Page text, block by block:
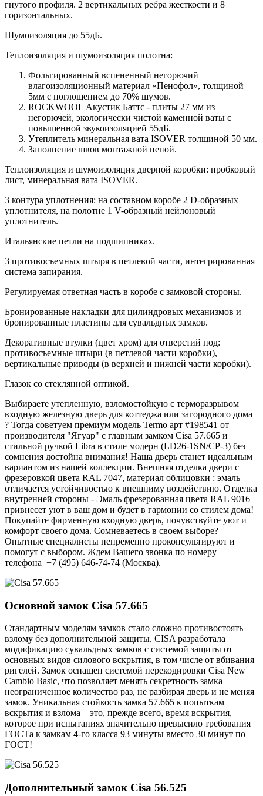
гнутого профиля. 2 вертикальных ребра жесткости и 8
горизонтальных.
Шумоизоляция до 55дБ.
Теплоизоляция и шумоизоляция полотна:
Фольгированный вспененный негорючий
влагоизоляционный материал «Пенофол», толщиной
5мм с поглощением до 70% шумов.
ROCKWOOL Акустик Баттс - плиты 27 мм из
негорючей, экологически чистой каменной ваты с
повышенной звукоизоляцией 55дБ.
Утеплитель минеральная вата ISOVER толщиной 50 мм.
Заполнение швов монтажной пеной.
Теплоизоляция и шумоизоляция дверной коробки: пробковый
лист, минеральная вата ISOVER.
3 контура уплотнения: на составном коробе 2 D-образных
уплотнителя, на полотне 1 V-образный нейлоновый
уплотнитель.
Итальянские петли на подшипниках.
3 противосъемных штыря в петлевой части, интегрированная
система запирания.
Регулируемая ответная часть в коробе с замковой стороны.
Бронированные накладки для цилиндровых механизмов и
бронированные пластины для сувальдных замков.
Декоративные втулки (цвет хром) для отверстий под:
противосъемные штыри (в петлевой части коробки),
вертикальные приводы (в верхней и нижней части коробки).
Глазок со стеклянной оптикой.
Выбираете утепленную, взломостойкую с терморазрывом
входную железную дверь для коттеджа или загородного дома
? Тогда советуем премиум модель Termo арт #198541 от
производителя "Ягуар" с главным замком Cisa 57.665 и
стильной ручкой Libra в стиле модерн (LD26-1SN/CP-3) без
сомнения достойна внимания! Наша дверь станет идеальным
вариантом из нашей коллекции. Внешняя отделка двери с
фрезеровкой цвета RAL 7047, материал облицовки : эмаль
отличается устойчивостью к внешниму воздействию. Отделка
внутренней стороны - Эмаль фрезерованная цвета RAL 9016
привнесет уют в ваш дом и будет в гармонии со стилем дома!
Покупайте фирменную входную дверь, почувствуйте уют и
комфорт своего дома. Сомневаетесь в своем выборе?
Опытные специалисты непременно проконсультируют и
помогут с выбором. Ждем Вашего звонка по номеру
телефона +7 (495) 646-74-74 (Москва).
Основной замок Cisa 57.665
Стандартным моделям замков стало сложно противостоять
взлому без дополнительной защиты. CISA разработала
модификацию сувальдных замков с системой защиты от
основных видов силового вскрытия, в том числе от вбивания
ригелей. Замок оснащен системой перекодировки Cisa New
Cambio Basic, что позволяет менять секретность замка
неограниченное количество раз, не разбирая дверь и не меняя
замок. Уникальная стойкость замка 57.665 к попыткам
вскрытия и взлома – это, прежде всего, время вскрытия,
которое при испытаниях значительно превысило требования
ГОСТа к замкам 4-го класса 93 минуты вместо 30 минут по
ГОСТ!
Дополнительный замок Cisa 56.525